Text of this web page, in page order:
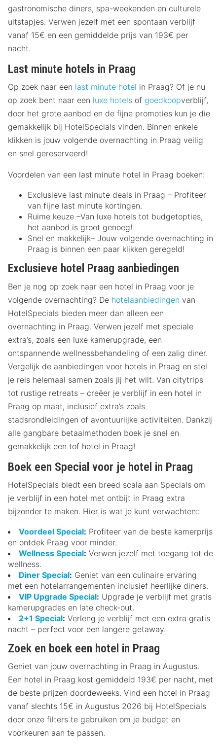
gastronomische diners, spa-weekenden en culturele
uitstapjes. Verwen jezelf met een spontaan verblijf
vanaf 15€ en een gemiddelde prijs van 193€ per
nacht.
Last minute hotels in Praag
Op zoek naar een last minute hotel in Praag? Of je nu
op zoek bent naar een luxe hotels of goedkoopverblijf,
door het grote aanbod en de fijne promoties kun je die
gemakkelijk bij HotelSpecials vinden. Binnen enkele
klikken is jouw volgende overnachting in Praag veilig
en snel gereserveerd!
Voordelen van een last minute hotel in Praag boeken:
Exclusieve last minute deals in Praag – Profiteer
van fijne last minute kortingen.
Ruime keuze –Van luxe hotels tot budgetopties,
het aanbod is groot genoeg!
Snel en makkelijk– Jouw volgende overnachting in
Praag is binnen een paar klikken geregeld!
Exclusieve hotel Praag aanbiedingen
Ben je nog op zoek naar een hotel in Praag voor je
volgende overnachting? De hotelaanbiedingen van
HotelSpecials bieden meer dan alleen een
overnachting in Praag. Verwen jezelf met speciale
extra’s, zoals een luxe kamerupgrade, een
ontspannende wellnessbehandeling of een zalig diner.
Vergelijk de aanbiedingen voor hotels in Praag en stel
je reis helemaal samen zoals jij het wilt. Van citytrips
tot rustige retreats – creëer je verblijf in een hotel in
Praag op maat, inclusief extra’s zoals
stadsrondleidingen of avontuurlijke activiteiten. Dankzij
alle gangbare betaalmethoden boek je snel en
gemakkelijk een tof hotel in Praag!
Boek een Special voor je hotel in Praag
HotelSpecials biedt een breed scala aan Specials om
je verblijf in een hotel met ontbijt in Praag extra
bijzonder te maken. Hier is wat je kunt verwachten::
Voordeel Special: Profiteer van de beste kamerprijs
en ontdek Praag voor minder.
Wellness Special: Verwen jezelf met toegang tot de
wellness.
Diner Special: Geniet van een culinaire ervaring
met een hotelarrangementen inclusief heerlijke diners.
VIP Upgrade Special: Upgrade je verblijf met gratis
kamerupgrades en late check-out.
2+1 Special: Verleng je verblijf met een extra gratis
nacht – perfect voor een langere getaway.
Zoek en boek een hotel in Praag
Geniet van jouw overnachting in Praag in Augustus.
Een hotel in Praag kost gemiddeld 193€ per nacht, met
de beste prijzen doordeweeks. Vind een hotel in Praag
vanaf slechts 15€ in Augustus 2026 bij HotelSpecials
door onze filters te gebruiken om je budget en
voorkeuren aan te passen.